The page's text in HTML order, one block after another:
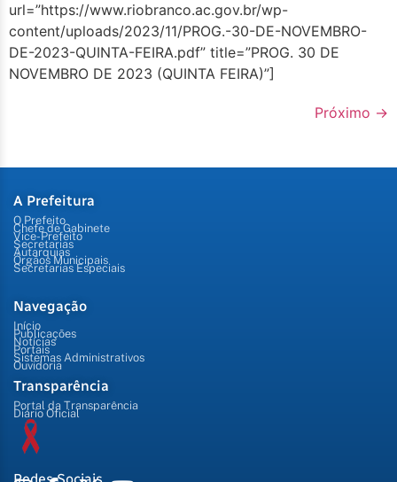
url=”https://www.riobranco.ac.gov.br/wp-
content/uploads/2023/11/PROG.-30-DE-NOVEMBRO-
DE-2023-QUINTA-FEIRA.pdf” title=”PROG. 30 DE
NOVEMBRO DE 2023 (QUINTA FEIRA)”]
Próximo →
A Prefeitura
O Prefeito
Chefe de Gabinete
Vice-Prefeito
Secretarias
Autarquias
Órgãos Municipais
Secretarias Especiais
Navegação
Início
Publicações
Notícias
Portais
Sistemas Administrativos
Ouvidoria
Transparência
Portal da Transparência
Diário Oficial
Redes Sociais